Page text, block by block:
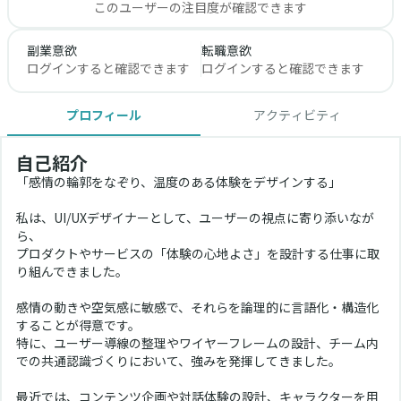
このユーザーの注目度が確認できます
副業意欲
ログインすると確認できます
転職意欲
ログインすると確認できます
プロフィール アクティビティ
自己紹介
「感情の輪郭をなぞり、温度のある体験をデザインする」
私は、UI/UXデザイナーとして、ユーザーの視点に寄り添いなが
ら、
プロダクトやサービスの「体験の心地よさ」を設計する仕事に取
り組んできました。
感情の動きや空気感に敏感で、それらを論理的に言語化・構造化
することが得意です。
特に、ユーザー導線の整理やワイヤーフレームの設計、チーム内
での共通認識づくりにおいて、強みを発揮してきました。
最近では、コンテンツ企画や対話体験の設計、キャラクターを用